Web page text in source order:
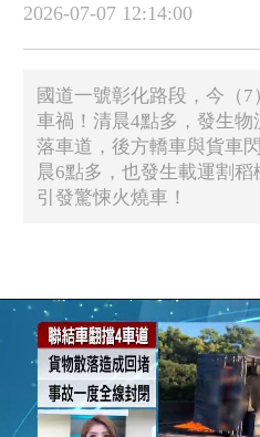
2026-07-07 12:14:00
國道一號彰化路段，今（
車禍！清晨4點多，發生
落車道，後方轎車與貨車
晨6點多，也發生載運割稻
引發驚悚火燒車！